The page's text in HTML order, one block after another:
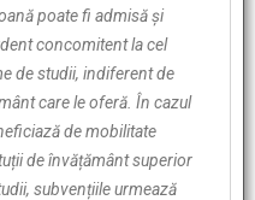
poate fi admisă și
concomitent la cel
de studii, indiferent de
care le oferă. În cazul
de mobilitate
de învățământ superior
subvențiile urmează